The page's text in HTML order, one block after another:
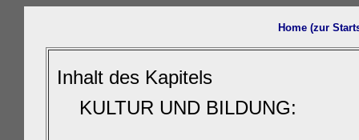
Home (zur
Inhalt des Kapitels
KULTUR UND BILDUNG: